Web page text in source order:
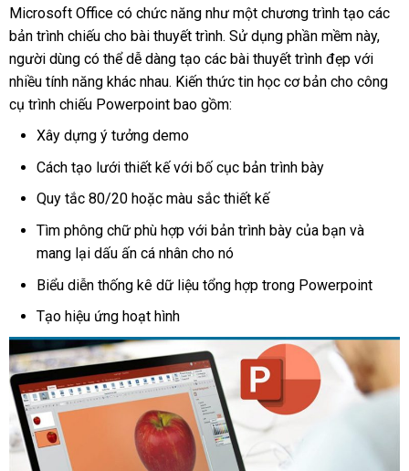
Microsoft Office có chức năng như một chương trình tạo các
bản trình chiếu cho bài thuyết trình. Sử dụng phần mềm này,
người dùng có thể dễ dàng tạo các bài thuyết trình đẹp với
nhiều tính năng khác nhau. Kiến thức tin học cơ bản cho công
cụ trình chiếu Powerpoint bao gồm:
Xây dựng ý tưởng demo
Cách tạo lưới thiết kế với bố cục bản trình bày
Quy tắc 80/20 hoặc màu sắc thiết kế
Tìm phông chữ phù hợp với bản trình bày của bạn và
mang lại dấu ấn cá nhân cho nó
Biểu diễn thống kê dữ liệu tổng hợp trong Powerpoint
Tạo hiệu ứng hoạt hình